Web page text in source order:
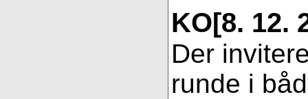
KO[8. 12.
Der
runde i